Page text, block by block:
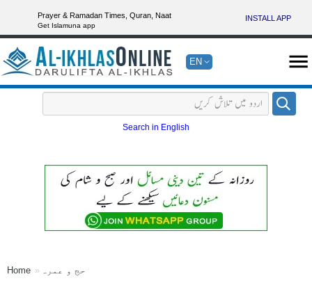
Prayer & Ramadan Times, Quran, Naat
Get Islamuna app
INSTALL APP
EN
Search in English
Home حج و عمرہ